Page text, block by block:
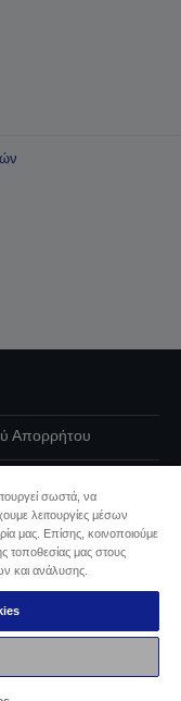
Απορρήτου
σας
cookie
Seiko Epson
σωστά, να
λειτουργίες μέσων
μας. Επίσης, κοινοποιούμε
τοποθεσίας μας στους
και ανάλυσης.